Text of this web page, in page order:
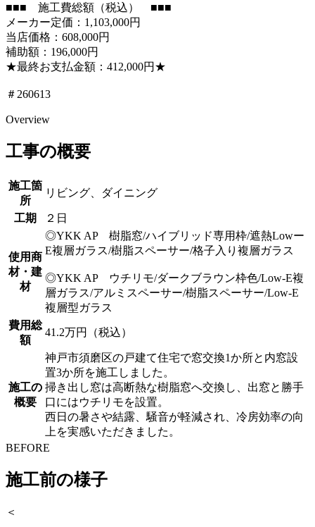
■■■ 施工費総額（税込） ■■■
メーカー定価：1,103,000円
当店価格：608,000円
補助額：196,000円
★最終お支払金額：412,000円★
＃260613
Overview
工事の概要
施工箇
所
リビング、ダイニング
工期 ２日
使用商
材・建
材
◎YKK AP 樹脂窓/ハイブリッド専用枠/遮熱Lowー
E複層ガラス/樹脂スペーサー/格子入り複層ガラス
◎YKK AP ウチリモ/ダークブラウン枠色/Low-E複
層ガラス/アルミスペーサー/樹脂スペーサー/Low-E
複層型ガラス
費用総
額
41.2万円（税込）
施工の
概要
神戸市須磨区の戸建て住宅で窓交換1か所と内窓設
置3か所を施工しました。
掃き出し窓は高断熱な樹脂窓へ交換し、出窓と勝手
口にはウチリモを設置。
西日の暑さや結露、騒音が軽減され、冷房効率の向
上を実感いただきました。
BEFORE
施工前の様子
＜